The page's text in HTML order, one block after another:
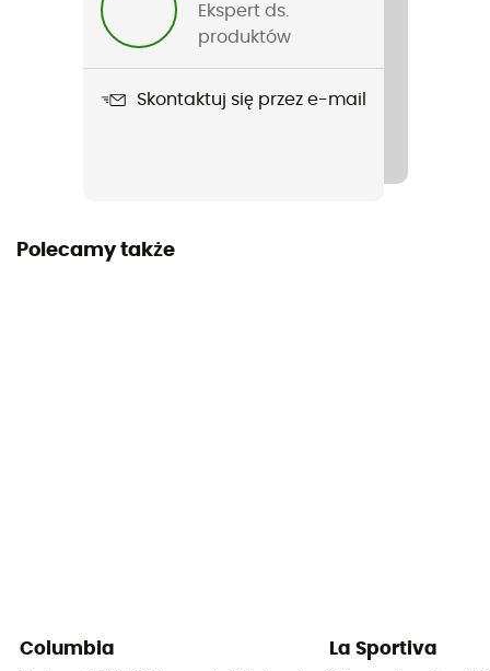
Pasujące raki
Wierzch / Cholewka
Nieprzemakalność
Etykieta
Ekspert ds.
produktów
Skontaktuj się przez e-mail
Polecamy także
Columbia La Sportiva